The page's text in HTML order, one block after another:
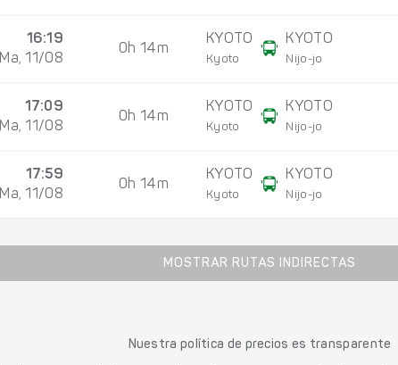
16:19
Ma, 11/08
0h 14m
KYOTO
Kyoto
KYOTO
Nijo-jo
17:09
Ma, 11/08
0h 14m
KYOTO
Kyoto
KYOTO
Nijo-jo
17:59
Ma, 11/08
0h 14m
KYOTO
Kyoto
KYOTO
Nijo-jo
MOSTRAR RUTAS INDIRECTAS
Nuestra política de precios es transparente